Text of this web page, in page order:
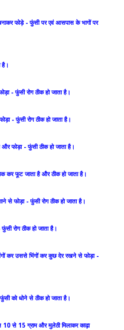
फोड़े - फुंसी पर एवं आसपास के भागों पर
है।
- फुंसी रोग ठीक हो जाता है।
- फुंसी रोग ठीक हो जाता है।
फोड़ा - फुंसी ठीक हो जाता है।
कर फूट जाता है और ठीक हो जाता है।
से फोड़ा - फुंसी रोग ठीक हो जाता है।
रोग ठीक हो जाता है।
कर उससे भिंगों कर कुछ देर रखने से फोड़ा -
को धोने से ठीक हो जाता है।
से 15 ग्राम और मुलेठी मिलाकर काढ़ा